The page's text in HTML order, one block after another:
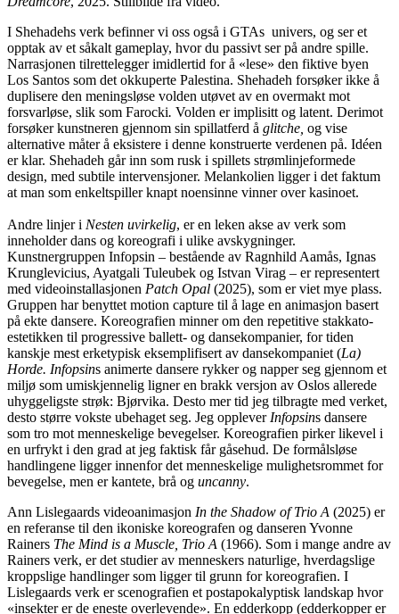
I Shehadehs verk befinner vi oss også i GTAs univers, og ser et
opptak av et såkalt gameplay, hvor du passivt ser på andre spille.
Narrasjonen tilrettelegger imidlertid for å «lese» den fiktive byen
Los Santos som det okkuperte Palestina. Shehadeh forsøker ikke å
duplisere den meningsløse volden utøvet av en overmakt mot
forsvarløse, slik som Farocki. Volden er implisitt og latent. Derimot
forsøker kunstneren gjennom sin spillatferd å glitche, og vise
alternative måter å eksistere i denne konstruerte verdenen på. Idéen
er klar. Shehadeh går inn som rusk i spillets strømlinjeformede
design, med subtile intervensjoner. Melankolien ligger i det faktum
at man som enkeltspiller knapt noensinne vinner over kasinoet.
Andre linjer i Nesten uvirkelig, er en leken akse av verk som
inneholder dans og koreografi i ulike avskygninger.
Kunstnergruppen Infopsin – bestående av Ragnhild Aamås, Ignas
Krunglevicius, Ayatgali Tuleubek og Istvan Virag – er representert
med videoinstallasjonen Patch Opal (2025), som er viet mye plass.
Gruppen har benyttet motion capture til å lage en animasjon basert
på ekte dansere. Koreografien minner om den repetitive stakkato-
estetikken til progressive ballett- og dansekompanier, for tiden
kanskje mest erketypisk eksemplifisert av dansekompaniet (La)
Horde. Infopsins animerte dansere rykker og napper seg gjennom et
miljø som umiskjennelig ligner en brakk versjon av Oslos allerede
uhyggeligste strøk: Bjørvika. Desto mer tid jeg tilbragte med verket,
desto større vokste ubehaget seg. Jeg opplever Infopsins dansere
som tro mot menneskelige bevegelser. Koreografien pirker likevel i
en urfrykt i den grad at jeg faktisk får gåsehud. De formålsløse
handlingene ligger innenfor det menneskelige mulighetsrommet for
bevegelse, men er kantete, brå og uncanny.
Ann Lislegaards videoanimasjon In the Shadow of Trio A (2025) er
en referanse til den ikoniske koreografen og danseren Yvonne
Rainers The Mind is a Muscle, Trio A (1966). Som i mange andre av
Rainers verk, er det studier av menneskers naturlige, hverdagslige
kroppslige handlinger som ligger til grunn for koreografien. I
Lislegaards verk er scenografien et postapokalyptisk landskap hvor
«insekter er de eneste overlevende». En edderkopp (edderkopper er